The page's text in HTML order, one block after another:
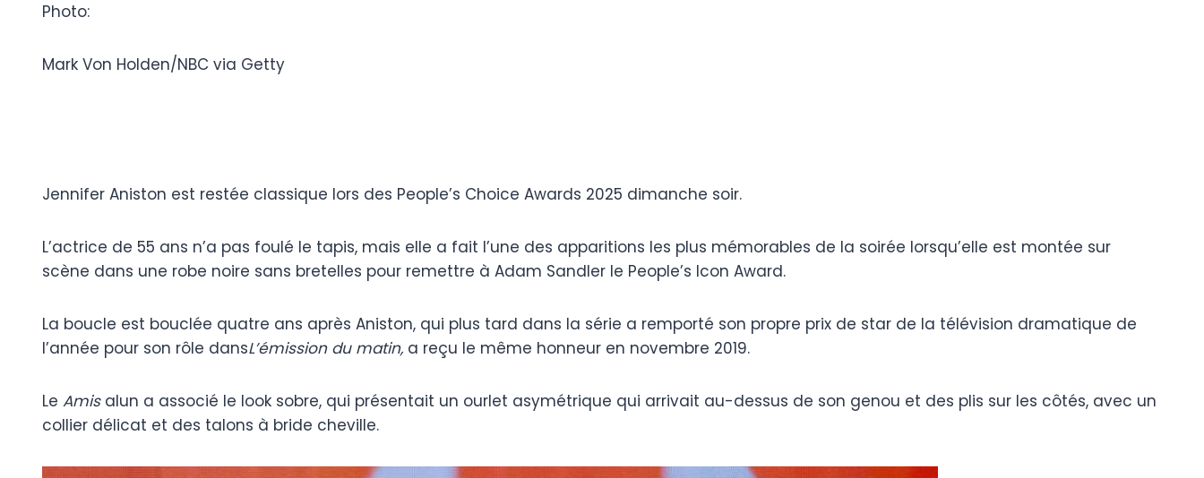
Photo:
Mark Von Holden/NBC via Getty
Jennifer Aniston est restée classique lors des People’s Choice Awards 2025 dimanche soir.
L’actrice de 55 ans n’a pas foulé le tapis, mais elle a fait l’une des apparitions les plus mémorables de la soirée lorsqu’elle est montée sur
scène dans une robe noire sans bretelles pour remettre à Adam Sandler le People’s Icon Award.
La boucle est bouclée quatre ans après Aniston, qui plus tard dans la série a remporté son propre prix de star de la télévision dramatique de
l’année pour son rôle dansL’émission du matin, a reçu le même honneur en novembre 2019.
LeAmisalun a associé le look sobre, qui présentait un ourlet asymétrique qui arrivait au-dessus de son genou et des plis sur les côtés, avec un
collier délicat et des talons à bride cheville.